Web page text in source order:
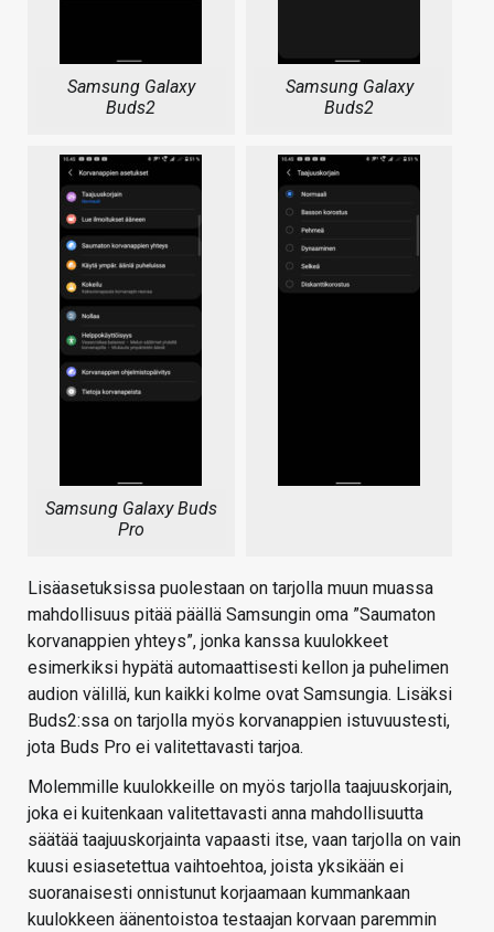
Samsung Galaxy
Buds2
Samsung Galaxy
Buds2
Samsung Galaxy Buds
Pro
Lisäasetuksissa puolestaan on tarjolla muun muassa
mahdollisuus pitää päällä Samsungin oma ”Saumaton
korvanappien yhteys”, jonka kanssa kuulokkeet
esimerkiksi hypätä automaattisesti kellon ja puhelimen
audion välillä, kun kaikki kolme ovat Samsungia. Lisäksi
Buds2:ssa on tarjolla myös korvanappien istuvuustesti,
jota Buds Pro ei valitettavasti tarjoa.
Molemmille kuulokkeille on myös tarjolla taajuuskorjain,
joka ei kuitenkaan valitettavasti anna mahdollisuutta
säätää taajuuskorjainta vapaasti itse, vaan tarjolla on vain
kuusi esiasetettua vaihtoehtoa, joista yksikään ei
suoranaisesti onnistunut korjaamaan kummankaan
kuulokkeen äänentoistoa testaajan korvaan paremmin